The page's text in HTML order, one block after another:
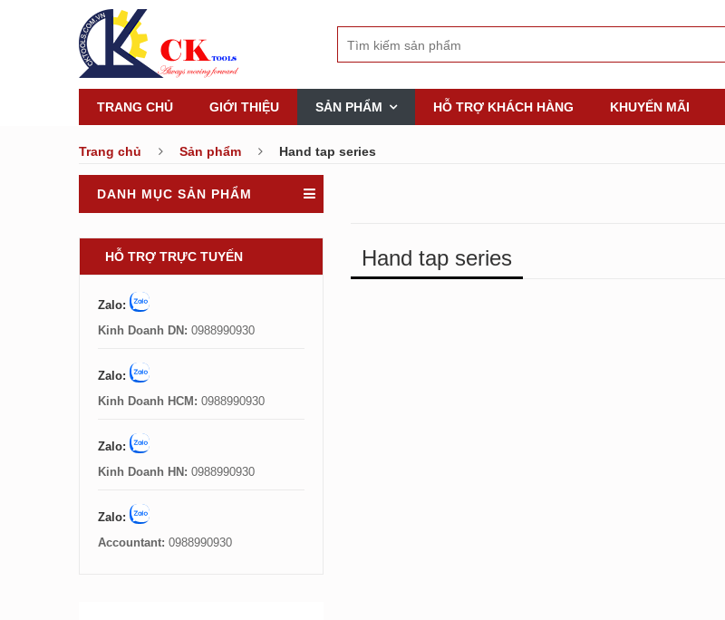
TRANG CHỦ GIỚI THIỆU SẢN PHẨM HỖ TRỢ KHÁCH HÀNG KHUYẾN MÃI
DANH MỤC SẢN PHẨM
Trang chủ Sản phẩm Hand tap series
HỖ TRỢ TRỰC TUYẾN
Zalo:
Kinh Doanh DN: 0988990930
Zalo:
Kinh Doanh HCM: 0988990930
Zalo:
Kinh Doanh HN: 0988990930
Zalo:
Accountant: 0988990930
Hand tap series